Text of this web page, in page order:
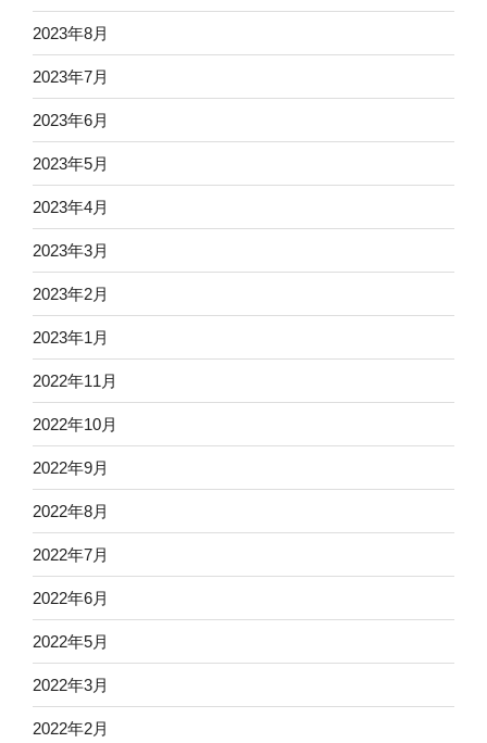
2023年8月
2023年7月
2023年6月
2023年5月
2023年4月
2023年3月
2023年2月
2023年1月
2022年11月
2022年10月
2022年9月
2022年8月
2022年7月
2022年6月
2022年5月
2022年3月
2022年2月